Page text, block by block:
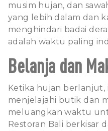
musim hujan, dan
yang lebih dalam dan
menghindari badai
adalah waktu paling
Belanja dan
Ketika hujan berlanjut,
menjelajahi butik dan
meluangkan waktu
Restoran Bali berkisar